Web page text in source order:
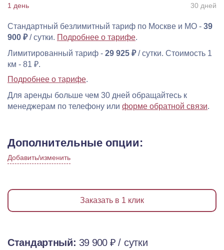
30 дней
Стандартный безлимитный тариф по Москве и МО - 39
900 ₽/ сутки. Подробнее о тарифе.
Лимитированный тариф - 29 925 ₽/ сутки. Стоимость 1
км - 81 ₽.
Подробнее о тарифе.
Для аренды больше чем 30 дней обращайтесь к
менеджерам по телефону или форме обратной связи.
Дополнительные опции:
Добавить/изменить
Заказать в 1 клик
Стандартный: 39 900 ₽/ сутки